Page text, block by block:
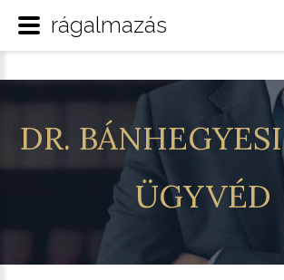
DR. BÁNHEGYESI
ÜGYVÉD
rágalmazás